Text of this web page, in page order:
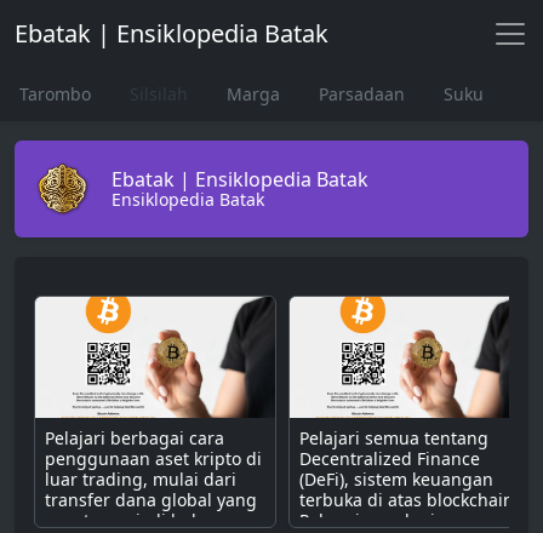
Ebatak | Ensiklopedia Batak
Tarombo Marga Parsadaan Suku
Ebatak | Ensiklopedia Batak
Ensiklopedia Batak
Pelajari berbagai cara
penggunaan aset kripto di
luar trading, mulai dari
transfer dana global yang
cepat, menjadi bahan
Pelajari semua tentang
Decentralized Finance
(DeFi), sistem keuangan
terbuka di atas blockchain.
Pahami cara kerjanya